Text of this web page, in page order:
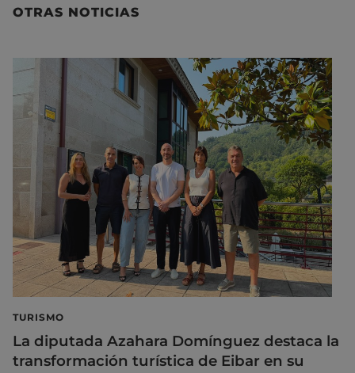
OTRAS NOTICIAS
TURISMO
La diputada Azahara Domínguez destaca la
transformación turística de Eibar en su